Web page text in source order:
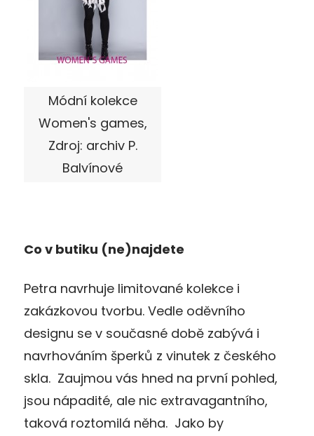
Módní kolekce
Women's games,
Zdroj: archiv P.
Balvínové
Co v butiku (ne)najdete
Petra navrhuje limitované kolekce i
zakázkovou tvorbu. Vedle oděvního
designu se v současné době zabývá i
navrhováním šperků z vinutek z českého
skla. Zaujmou vás hned na první pohled,
jsou nápadité, ale nic extravagantního,
taková roztomilá něha. Jako by